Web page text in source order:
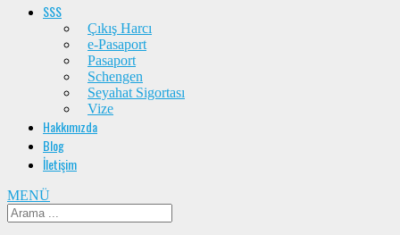
SSS
Çıkış Harcı
e-Pasaport
Pasaport
Schengen
Seyahat Sigortası
Vize
Hakkımızda
Blog
İletişim
MENÜ